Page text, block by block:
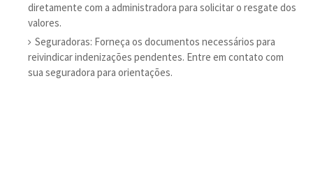
diretamente com a administradora para solicitar o resgate dos
valores.
Seguradoras: Forneça os documentos necessários para
reivindicar indenizações pendentes. Entre em contato com
sua seguradora para orientações.